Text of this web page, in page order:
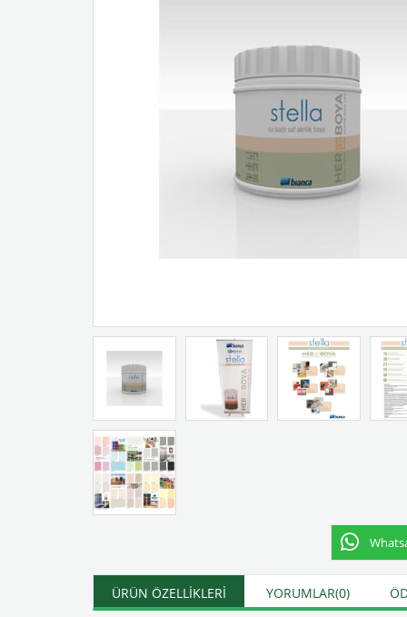
ÜRÜN ÖZELLIKLERI YORUMLAR(0)